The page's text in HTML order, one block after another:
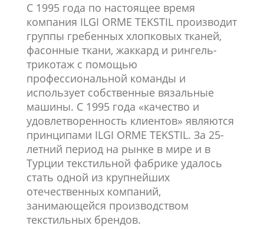
С 1995 года по настоящее время
компания ILGI ORME TEKSTIL производит
группы гребенных хлопковых тканей,
фасонные ткани, жаккард и рингель-
трикотаж с помощью
профессиональной команды и
использует собственные вязальные
машины. С 1995 года «качество и
удовлетворенность клиентов» являются
принципами ILGI ORME TEKSTIL. За 25-
летний период на рынке в мире и в
Турции текстильной фабрике удалось
стать одной из крупнейших
отечественных компаний,
занимающейся производством
текстильных брендов.